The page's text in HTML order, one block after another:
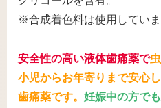
※合成着色料は使用していま
安全性の高い液体歯痛薬で
小児からお年寄りまで安心
歯痛薬です。 妊娠中の方で